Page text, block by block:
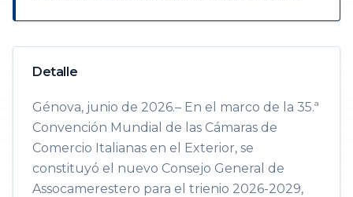
Detalle
Génova, junio de 2026.– En el marco de la 35.ª
Convención Mundial de las Cámaras de
Comercio Italianas en el Exterior, se
constituyó el nuevo Consejo General de
Assocamerestero para el trienio 2026-2029,